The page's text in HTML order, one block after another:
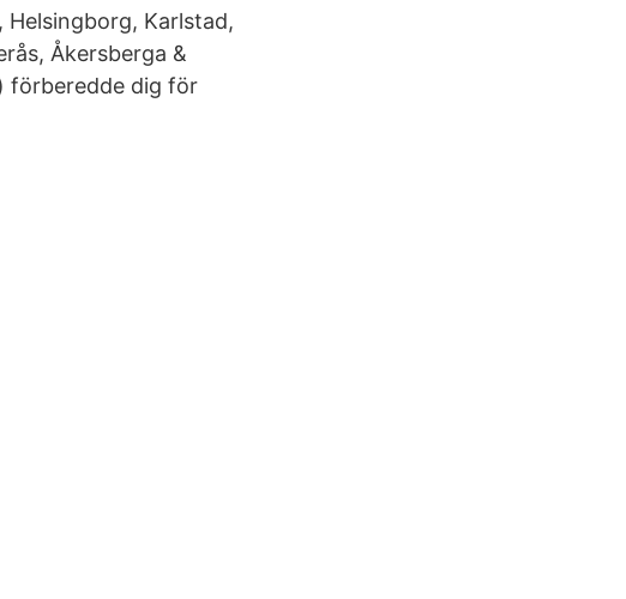
Karlstad,
Åkersberga &
förberedde dig för